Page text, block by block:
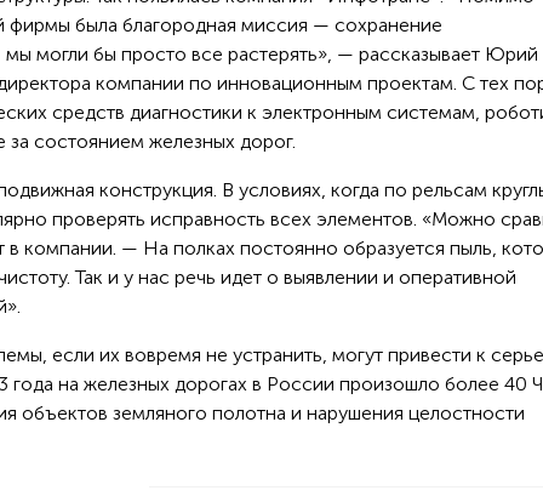
фирмы была благородная миссия — сохранение
мы могли бы просто все растерять», — рассказывает Юрий
компании по инновационным проектам. С тех
средств диагностики к электронным системам,
состоянием железных дорог.
конструкция. В условиях, когда по рельсам
проверять исправность всех элементов. «Можно
компании. — На полках постоянно образуется пыль,
Так и у нас речь идет о выявлении и оперативной
если их вовремя не устранить, могут привести к
на железных дорогах в России произошло более 40
объектов земляного полотна и нарушения целостности